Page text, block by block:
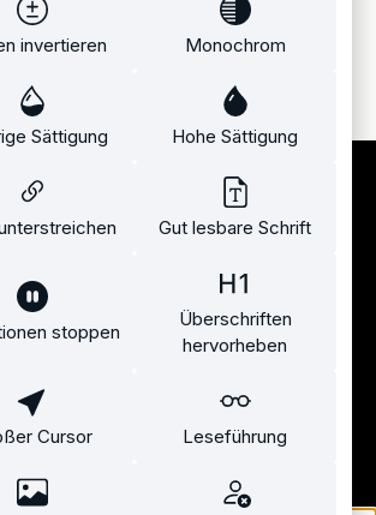
invertieren Monochrom
Sättigung Hohe Sättigung
Gut lesbare Schrift
stoppen
Überschriften
hervorheben
Cursor Leseführung